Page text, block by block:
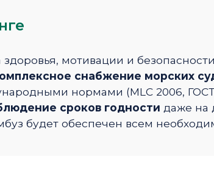
мотивации и
снабжение морских
нормами (MLC 2006,
сроков годности даже на
будет обеспечен всем